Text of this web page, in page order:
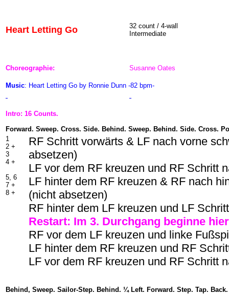
Heart Letting Go
32 count / 4-wall
Intermediate
Choreographie: Susanne Oates
Music: Heart Letting Go by Ronnie Dunn -82 bpm-
Intro: 16 Counts.
Forward. Sweep. Cross. Side. Behind. Sweep. Behind. Side. Cross.
1
2 +
3
4 +
5, 6
7 +
8 +
RF Schritt vorwärts & LF nach vorne
absetzen)
LF vor dem RF kreuzen und RF Schritt
LF hinter dem RF kreuzen & RF nach
(nicht absetzen)
RF hinter dem LF kreuzen und LF
Restart: Im 3. Durchgang beginne
RF vor dem LF kreuzen und linke
LF hinter dem RF kreuzen und RF
LF vor dem RF kreuzen und RF Schritt
Behind, Sweep. Sailor-Step. Behind. ¼ Left. Forward. Step. Tap.